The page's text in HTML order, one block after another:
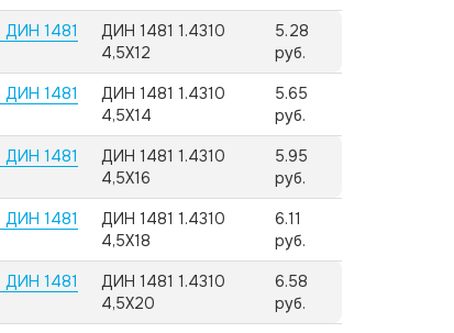
ДИН 1481
ДИН 1481 1.4310
4,5X12
5.28
руб.
ДИН 1481
ДИН 1481 1.4310
4,5X14
5.65
руб.
ДИН 1481
ДИН 1481 1.4310
4,5X16
5.95
руб.
ДИН 1481
ДИН 1481 1.4310
4,5X18
6.11
руб.
ДИН 1481
ДИН 1481 1.4310
4,5X20
6.58
руб.